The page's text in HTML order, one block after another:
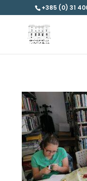
+385 (0) 31